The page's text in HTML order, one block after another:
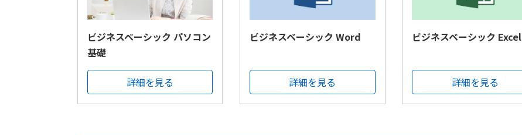
ビジネスベーシック パソコン
基礎
詳細を見る
ビジネスベーシック Word
詳細を見る
ビジネスベーシック Excel
詳細を見る